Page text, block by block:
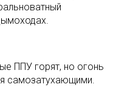
ППУ горят, но огонь
самозатухающими.